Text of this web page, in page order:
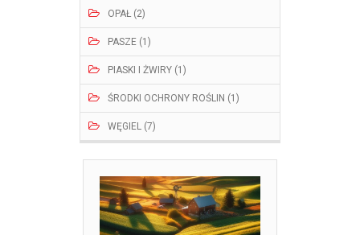
OPAŁ (2)
PASZE (1)
PIASKI I ŻWIRY (1)
ŚRODKI OCHRONY ROŚLIN (1)
WĘGIEL (7)